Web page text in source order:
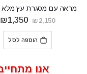
חדר כניסה לבן LUCCA 1
₪4,100
המחיר
המקורי
היה:
₪4,100.
₪3,290
הוספה לסל